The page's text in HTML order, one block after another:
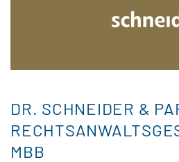
DR. SCHNEIDER &
MBB